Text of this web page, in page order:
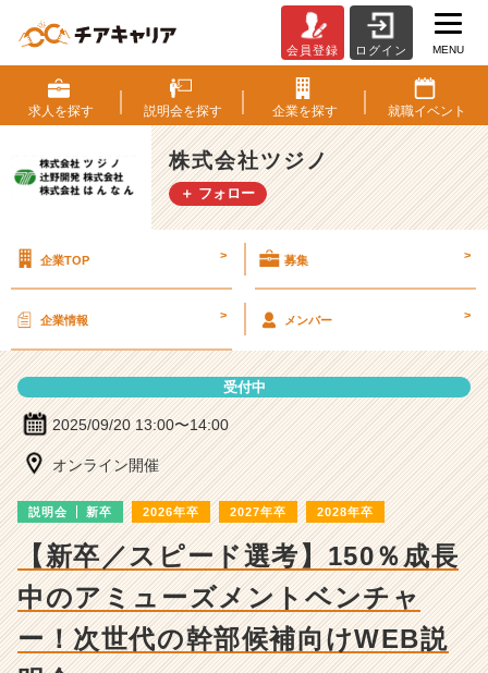
式
会
社
ツ
ジ
ノ
会
|
ベ
ン
チ
長
業
ら
ス
カ
会員登録 ログイン MENU
求人を探す 説明会を探す 企業を探す 就職イベント
株式会社ツジノ
＋ フォロー
企業TOP > 募集 >
企業情報 > メンバー >
受付中
2025/09/20 13:00〜14:00
オンライン開催
説明会 新卒 2026年卒 2027年卒 2028年卒
【新卒／スピード選考】150％成長
中のアミューズメントベンチャ
ー！次世代の幹部候補向けWEB説